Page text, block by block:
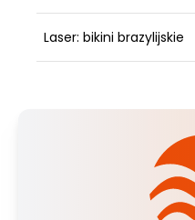
Laser: bikini brazylijskie